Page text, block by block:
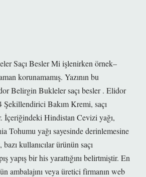
Saçı Besler Mi işlenirken örnek–
korunamamış. Yazının bu
Belirgin Bukleler saçı besler . Elidor
Bakım Kremi, saçı
İçeriğindeki Hindistan Cevizi yağı,
Tohumu yağı sayesinde derinlemesine
kullanıcılar ürünün saçı
yapış bir his yarattığını belirtmiştir. En
ambalajını veya üretici firmanın web